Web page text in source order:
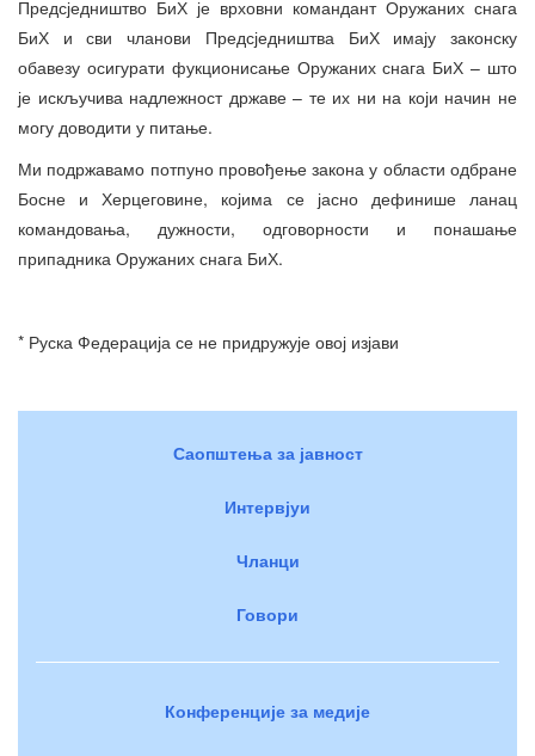
Предсједништво БиХ је врховни командант Оружаних снага
БиХ и сви чланови Предсједништва БиХ имају законску
обавезу осигурати фукционисање Оружаних снага БиХ – што
је искључива надлежност државе – те их ни на који начин не
могу доводити у питање.
Ми подржавамо потпуно провођење закона у области одбране
Босне и Херцеговине, којима се јасно дефинише ланац
командовања, дужности, одговорности и понашање
припадника Оружаних снага БиХ.
* Руска Федерација се не придружује овој изјави
Саопштења за јавност
Интервјуи
Чланци
Говори
Конференције за медије